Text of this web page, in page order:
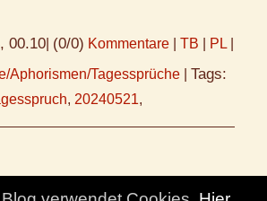
00.10 (0/0) Kommentare TB PL
Aphorismen/Tagessprüche Tags:
, 20240521,